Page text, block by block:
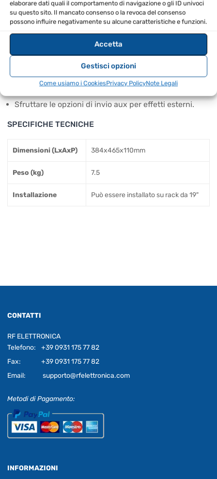
elaborare dati quali il comportamento di navigazione o gli ID univoci
su questo sito. Il mancato consenso o la revoca del consenso
possono influire negativamente su alcune caratteristiche e funzioni.
Accetta
Gestisci opzioni
Come usiamo i CookiesPrivacy PolicyNote Legali
Software CAKEWALK SONAR LE incluso
CONSIGLI D’USO
Ideale per piccole band e sale prove.
Perfetto per home recording e studi di progettazione.
Utilizzare il preamplificatore microfonico per ottenere
Sfruttare le opzioni di invio aux per effetti esterni.
SPECIFICHE TECNICHE
Dimensioni (LxAxP) 384x465x110mm
Peso (kg) 7.5
Installazione Può essere installato su rack da 19"
CONTATTI
RF ELETTRONICA
Telefono:
+39 0931 175 77 82
Fax:
+39 0931 175 77 82
Email:
supporto@rfelettronica.com
Metodi di Pagamento:
INFORMAZIONI